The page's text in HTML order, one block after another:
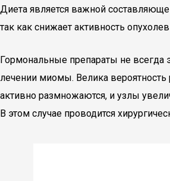
Диета является важной
так как снижает активность
Гормональные препараты не
лечении миомы. Велика вероятность
активно размножаются, и узлы
В этом случае проводится